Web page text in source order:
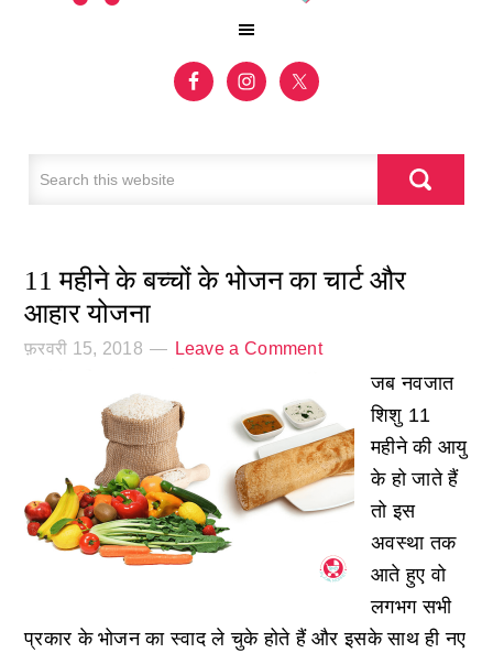
11 महीने के बच्चों के भोजन का चार्ट और
आहार योजना
फ़रवरी 15, 2018 Leave a Comment
जब नवजात
शिशु 11
महीने की आयु
के हो जाते हैं
तो इस
अवस्था तक
आते हुए वो
लगभग सभी
प्रकार के भोजन का स्वाद ले चुके होते हैं और इसके साथ ही नए